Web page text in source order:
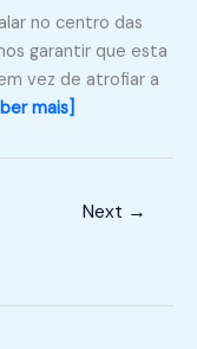
no centro das
garantir que esta
vez de atrofiar a
mais]
Next →